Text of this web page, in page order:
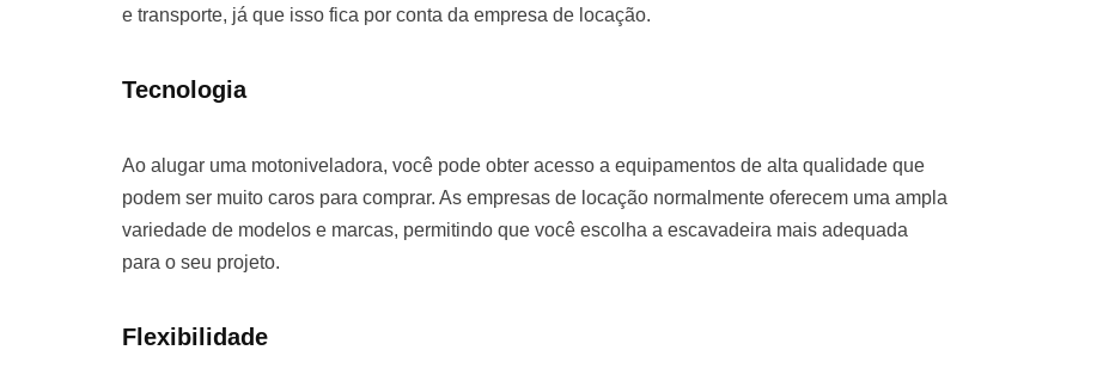
e transporte, já que isso fica por conta da empresa de locação.
Tecnologia
Ao alugar uma motoniveladora, você pode obter acesso a equipamentos de alta qualidade que
podem ser muito caros para comprar. As empresas de locação normalmente oferecem uma ampla
variedade de modelos e marcas, permitindo que você escolha a escavadeira mais adequada
para o seu projeto.
Flexibilidade